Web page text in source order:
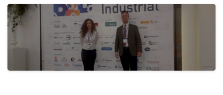
Promoting…
28 de May de 2024